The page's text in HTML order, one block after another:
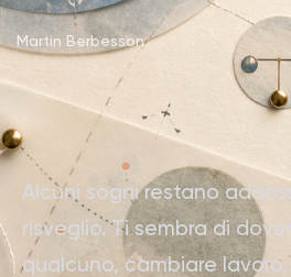
Martin Berbesson
Alcuni sogni restano
risveglio. Ti sembra di
qualcuno, cambiare